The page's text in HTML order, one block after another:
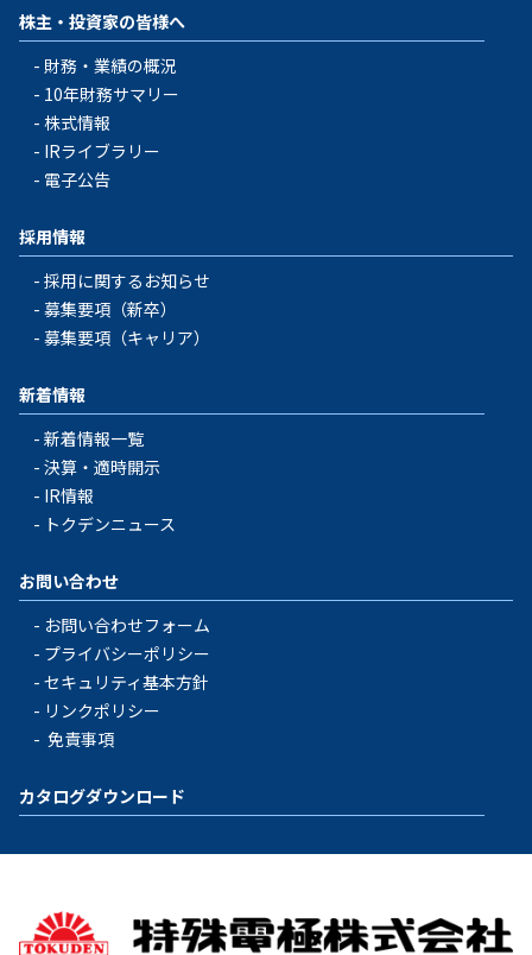
株主・投資家の皆様へ
財務・業績の概況
10年財務サマリー
株式情報
IRライブラリー
電子公告
採用情報
採用に関するお知らせ
募集要項（新卒）
募集要項（キャリア）
新着情報
新着情報一覧
決算・適時開示
IR情報
トクデンニュース
お問い合わせ
お問い合わせフォーム
プライバシーポリシー
セキュリティ基本方針
リンクポリシー
免責事項
カタログダウンロード